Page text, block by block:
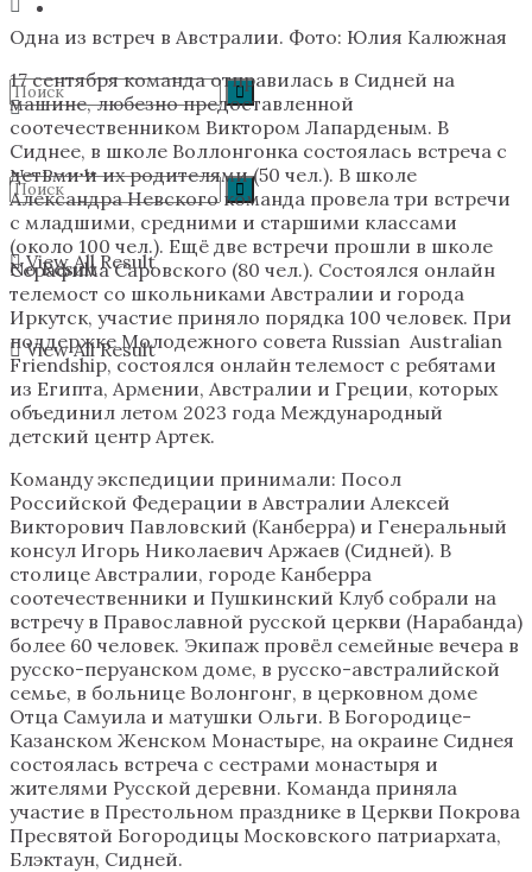
No Result
View All Result
No Result
View All Result
Одна из встреч в Австралии. Фото: Юлия Калюжная
17 сентября команда отправилась в Сидней на
машине, любезно предоставленной
соотечественником Виктором Лапарденым. В
Сиднее, в школе Воллонгонка состоялась встреча с
детьми и их родителями (50 чел.). В школе
Александра Невского команда провела три встречи
с младшими, средними и старшими классами
(около 100 чел.). Ещё две встречи прошли в школе
Серафима Саровского (80 чел.). Состоялся онлайн
телемост со школьниками Австралии и города
Иркутск, участие приняло порядка 100 человек. При
поддержке Молодежного совета Russian Australian
Friendship, состоялся онлайн телемост с ребятами
из Египта, Армении, Австралии и Греции, которых
объединил летом 2023 года Международный
детский центр Артек.
Команду экспедиции принимали: Посол
Российской Федерации в Австралии Алексей
Викторович Павловский (Канберра) и Генеральный
консул Игорь Николаевич Аржаев (Сидней). В
столице Австралии, городе Канберра
соотечественники и Пушкинский Клуб собрали на
встречу в Православной русской церкви (Нарабанда)
более 60 человек. Экипаж провёл семейные вечера в
русско-перуанском доме, в русско-австралийской
семье, в больнице Волонгонг, в церковном доме
Отца Самуила и матушки Ольги. В Богородице-
Казанском Женском Монастыре, на окраине Сиднея
состоялась встреча с сестрами монастыря и
жителями Русской деревни. Команда приняла
участие в Престольном празднике в Церкви Покрова
Пресвятой Богородицы Московского патриархата,
Блэктаун, Сидней.